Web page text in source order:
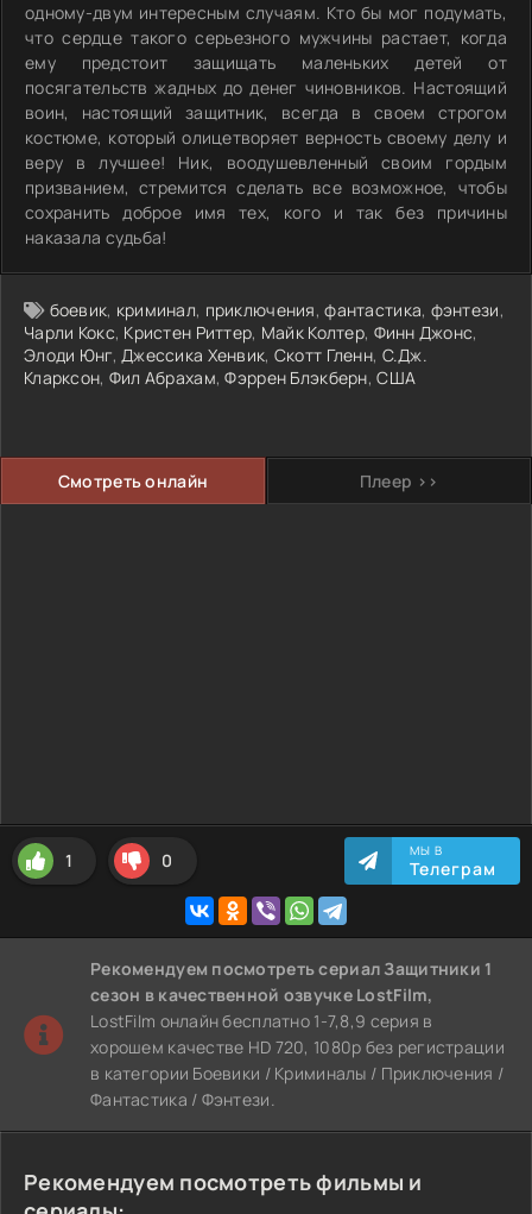
одному-двум интересным случаям. Кто бы мог подумать,
что сердце такого серьезного мужчины растает, когда
ему предстоит защищать маленьких детей от
посягательств жадных до денег чиновников. Настоящий
воин, настоящий защитник, всегда в своем строгом
костюме, который олицетворяет верность своему делу и
веру в лучшее! Ник, воодушевленный своим гордым
призванием, стремится сделать все возможное, чтобы
сохранить доброе имя тех, кого и так без причины
наказала судьба!
боевик, криминал, приключения,фантастика, фэнтези,
Чарли Кокс, Кристен Риттер, Майк Колтер, Финн Джонс,
Элоди Юнг,Джессика Хенвик, Скотт Гленн, С.Дж.
Кларксон, Фил Абрахам,Фэррен Блэкберн,США
Смотреть онлайн Плеер >>
1 0 МЫ В
Телеграм
Рекомендуем посмотреть сериал Защитники 1
сезон в качественной озвучке LostFilm,
LostFilm онлайн бесплатно 1-7,8,9 серия в
хорошем качестве HD 720, 1080p без регистрации
в категории Боевики / Криминалы / Приключения /
Фантастика / Фэнтези.
Рекомендуем посмотреть фильмы и